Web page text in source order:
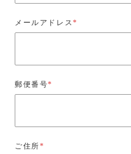
メールアドレス*
郵便番号*
ご住所*